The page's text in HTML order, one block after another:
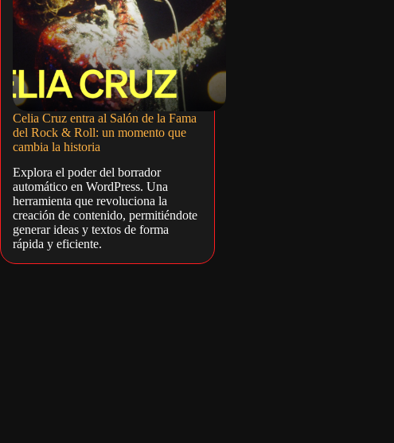
Celia Cruz entra al Salón de la Fama
del Rock & Roll: un momento que
cambia la historia
Explora el poder del borrador
automático en WordPress. Una
herramienta que revoluciona la
creación de contenido, permitiéndote
generar ideas y textos de forma
rápida y eficiente.